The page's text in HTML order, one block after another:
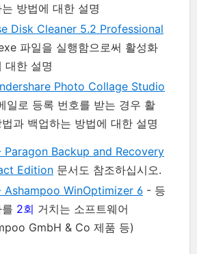
방법에 대한 설명
Disk Cleaner 5.2 Professional
파일을 실행함으로써 활성화
대한 설명
Photo Collage Studio
일로 등록 번호를 받는 경우 활
과 백업하는 방법에 대한 설명
Paragon Backup and Recovery
Edition 문서도 참조하십시오.
Ashampoo WinOptimizer 6 - 등
2회 거치는 소프트웨어
GmbH & Co 제품 등)